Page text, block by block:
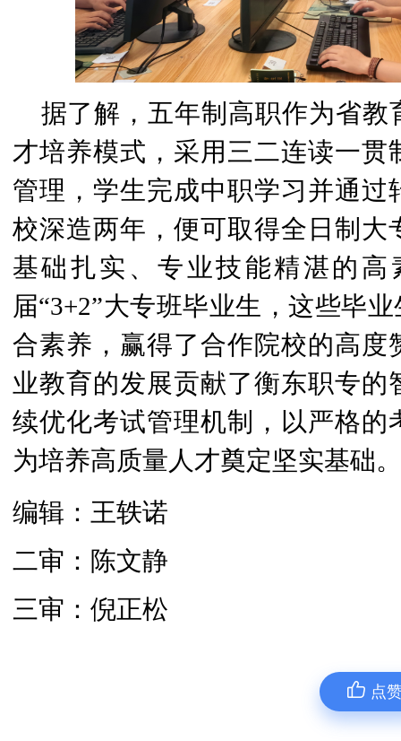
据了解，五年制高职作为省
才培养模式，采用三二连读一
管理，学生完成中职学习并通
校深造两年，便可取得全日制
基础扎实、专业技能精湛的
届“3+2”大专班毕业生，这些毕
合素养，赢得了合作院校的高
业教育的发展贡献了衡东职专的
续优化考试管理机制，以严格
为培养高质量人才奠定坚实基础。
编辑：王轶诺
二审：陈文静
三审：倪正松
点